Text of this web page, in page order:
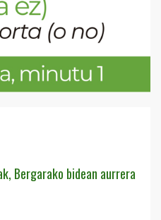
Bergarako bidean aurrera